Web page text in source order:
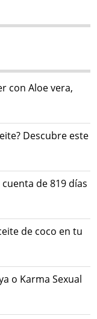
con Aloe vera,
Descubre este
de 819 días
de coco en tu
o Karma Sexual